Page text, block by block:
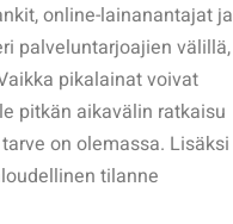
online-lainanantajat ja
palveluntarjoajien välillä,
pikalainat voivat
pitkän aikavälin ratkaisu
on olemassa. Lisäksi
tilanne